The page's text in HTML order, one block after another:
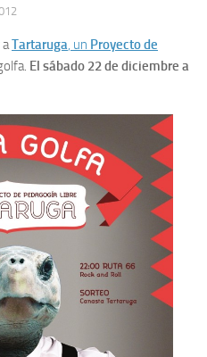
aTartaruga, un Proyecto de
El sábado 22 de diciembre a